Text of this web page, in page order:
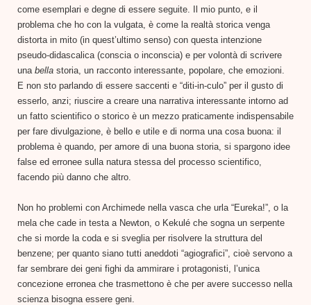
come esemplari e degne di essere seguite. Il mio punto, e il
problema che ho con la vulgata, è come la realtà storica venga
distorta in mito (in quest’ultimo senso) con questa intenzione
pseudo-didascalica (conscia o inconscia) e per volontà di scrivere
una bella storia, un racconto interessante, popolare, che emozioni.
E non sto parlando di essere saccenti e “diti-in-culo” per il gusto di
esserlo, anzi; riuscire a creare una narrativa interessante intorno ad
un fatto scientifico o storico è un mezzo praticamente indispensabile
per fare divulgazione, è bello e utile e di norma una cosa buona: il
problema è quando, per amore di una buona storia, si spargono idee
false ed erronee sulla natura stessa del processo scientifico,
facendo più danno che altro.
Non ho problemi con Archimede nella vasca che urla “Eureka!”, o la
mela che cade in testa a Newton, o Kekulé che sogna un serpente
che si morde la coda e si sveglia per risolvere la struttura del
benzene; per quanto siano tutti aneddoti “agiografici”, cioè servono a
far sembrare dei geni fighi da ammirare i protagonisti, l’unica
concezione erronea che trasmettono è che per avere successo nella
scienza bisogna essere geni.